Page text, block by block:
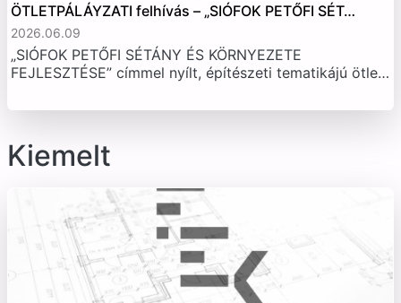
ÖTLETPÁLÁYZATI felhívás – „SIÓFOK PETŐFI SÉT…
2026.06.09
„SIÓFOK PETŐFI SÉTÁNY ÉS KÖRNYEZETE
FEJLESZTÉSE” címmel nyílt, építészeti tematikájú ötle…
Kiemelt